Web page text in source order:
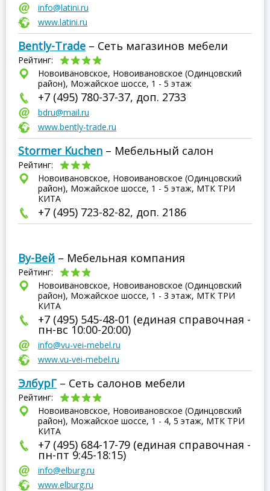
info@latini.ru
www.latini.ru
Bently-Trade – Сеть магазинов мебели
Рейтинг:
Новоивановское, Новоивановское (Одинцовский
район), Можайское шоссе, 1 - 5 этаж
+7 (495) 780-37-37, доп. 2733
bdru@mail.ru
www.bently-trade.ru
Stormer Kuchen – Мебельный салон
Рейтинг:
Новоивановское, Новоивановское (Одинцовский
район), Можайское шоссе, 1 - 5 этаж, МТК ТРИ
КИТА
+7 (495) 723-82-82, доп. 2186
Ву-Вей – Мебельная компания
Рейтинг:
Новоивановское, Новоивановское (Одинцовский
район), Можайское шоссе, 1 - 3 этаж, МТК ТРИ
КИТА
+7 (495) 545-48-01 (единая справочная -
пн-вс 10:00-20:00)
info@vu-vei-mebel.ru
www.vu-vei-mebel.ru
ЭлбурГ – Сеть салонов мебели
Рейтинг:
Новоивановское, Новоивановское (Одинцовский
район), Можайское шоссе, 1 - 4, 5 этаж, МТК ТРИ
КИТА
+7 (495) 684-17-79 (единая справочная -
пн-пт 9:45-18:15)
info@elburg.ru
www.elburg.ru